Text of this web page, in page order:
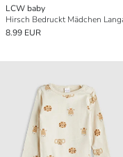
LCW baby
8.99 EUR